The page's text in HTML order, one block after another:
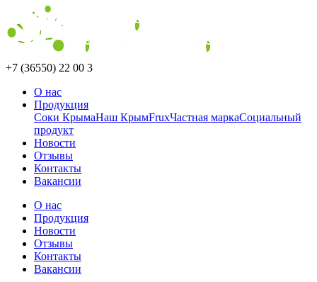
+7 (36550) 22 00 3
О нас
Продукция
Соки КрымаНаш КрымFruxЧастная маркаСоциальный
продукт
Новости
Отзывы
Контакты
Вакансии
О нас
Продукция
Новости
Отзывы
Контакты
Вакансии